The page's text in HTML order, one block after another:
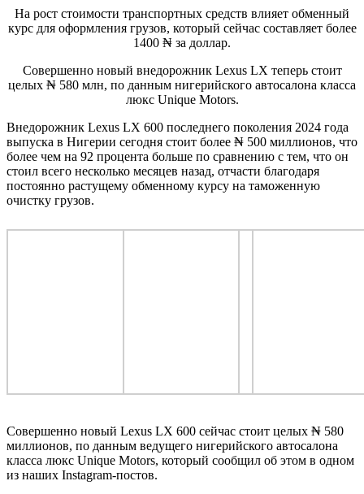
На рост стоимости транспортных средств влияет обменный
курс для оформления грузов, который сейчас составляет более
1400 ₦ за доллар.
Совершенно новый внедорожник Lexus LX теперь стоит
целых ₦ 580 млн, по данным нигерийского автосалона класса
люкс Unique Motors.
Внедорожник Lexus LX 600 последнего поколения 2024 года
выпуска в Нигерии сегодня стоит более ₦ 500 миллионов, что
более чем на 92 процента больше по сравнению с тем, что он
стоил всего несколько месяцев назад, отчасти благодаря
постоянно растущему обменному курсу на таможенную
очистку грузов.
Совершенно новый Lexus LX 600 сейчас стоит целых ₦ 580
миллионов, по данным ведущего нигерийского автосалона
класса люкс Unique Motors, который сообщил об этом в одном
из наших Instagram-постов.